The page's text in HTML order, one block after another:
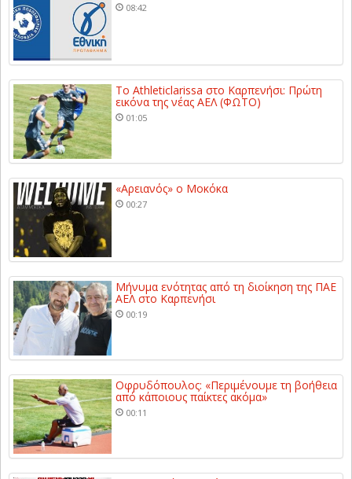
08:42
Το Athleticlarissa στο Καρπενήσι: Πρώτη
εικόνα της νέας ΑΕΛ (ΦΩΤΟ)
01:05
«Αρειανός» ο Μοκόκα
00:27
Μήνυμα ενότητας από τη διοίκηση της ΠΑΕ
ΑΕΛ στο Καρπενήσι
00:19
Οφρυδόπουλος: «Περιμένουμε τη βοήθεια
από κάποιους παίκτες ακόμα»
00:11